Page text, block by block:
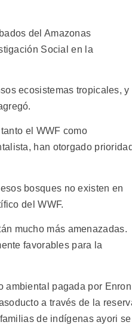
del Amazonas
Social en la
ecosistemas tropicales, y
el WWF como
han otorgado
bosques no existen en
del WWF.
mucho más amenazadas.
favorables para la
ambiental pagada por Enron
a través de la
de indígenas ayori se